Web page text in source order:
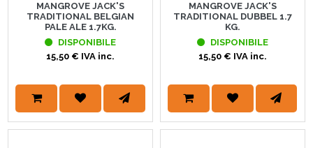
MANGROVE JACK'S
TRADITIONAL BELGIAN
PALE ALE 1.7KG.
DISPONIBILE
15,50 € IVA inc.
MANGROVE JACK'S
TRADITIONAL DUBBEL 1.7
KG.
DISPONIBILE
15,50 € IVA inc.